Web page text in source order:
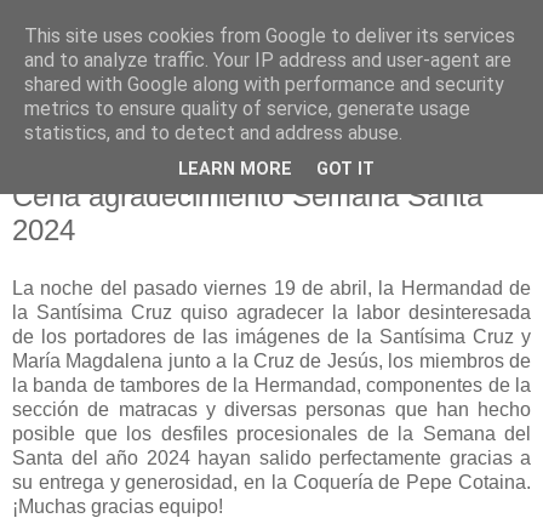
Hermandad de la
Santísima Cruz
Cena agradecimiento Semana Santa
2024
La noche del pasado viernes 19 de abril, la Hermandad de
la Santísima Cruz quiso agradecer la labor desinteresada
de los portadores de las imágenes de la Santísima Cruz y
María Magdalena junto a la Cruz de Jesús, los miembros de
la banda de tambores de la Hermandad, componentes de la
sección de matracas y diversas personas que han hecho
posible que los desfiles procesionales de la Semana del
Santa del año 2024 hayan salido perfectamente gracias a
su entrega y generosidad, en la Coquería de Pepe Cotaina.
¡Muchas gracias equipo!
This site uses cookies from Google to deliver its services
and to analyze traffic. Your IP address and user-agent are
shared with Google along with performance and security
metrics to ensure quality of service, generate usage
statistics, and to detect and address abuse.
LEARN MORE GOT IT